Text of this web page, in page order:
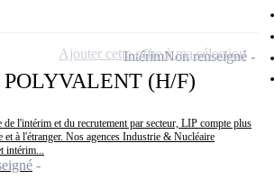
POLYVALENT (H/F)
de l'intérim et du recrutement par secteur, LIP compte plus
et à l'étranger. Nos agences Industrie & Nucléaire
intérim...
IntérimNon renseigné
Ajouter cette offre à ma sélection